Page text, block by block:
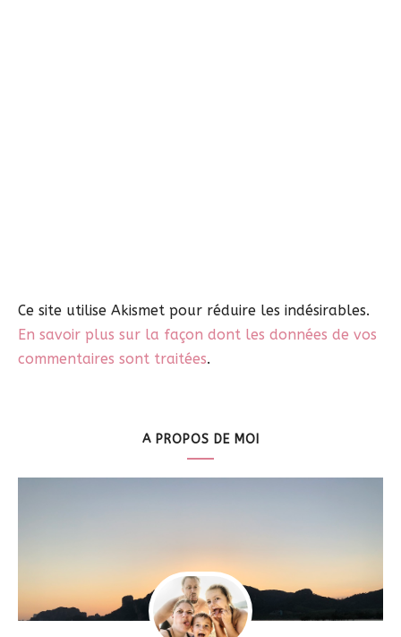
Ce site utilise Akismet pour réduire les indésirables.
En savoir plus sur la façon dont les données de vos
commentaires sont traitées.
A PROPOS DE MOI